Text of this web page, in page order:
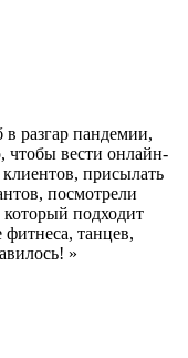
разгар пандемии,
чтобы вести онлайн-
клиентов, присылать
посмотрели
подходит
фитнеса, танцев,
»